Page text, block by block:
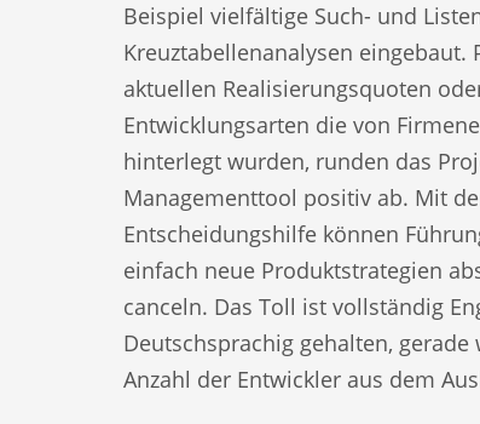
Beispiel vielfältige Such- und
Kreuztabellenanalysen eingebaut.
aktuellen Realisierungsquoten
Entwicklungsarten die von
hinterlegt wurden, runden das
Managementtool positiv ab. Mit
Entscheidungshilfe können
einfach neue Produktstrategien
canceln. Das Toll ist vollständig
Deutschsprachig gehalten,
Anzahl der Entwickler aus dem